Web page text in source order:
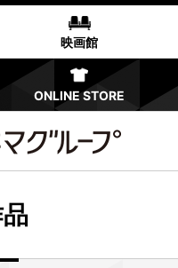
映画館
ONLINE STORE